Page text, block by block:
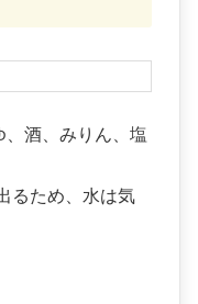
酒、みりん、塩
ため、水は気